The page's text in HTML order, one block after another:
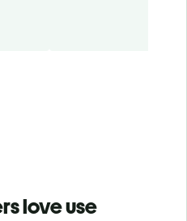
love use